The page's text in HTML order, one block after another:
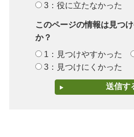
3：役に立たなかった
このページの情報は見つ
か？
1：見つけやすかった
3：見つけにくかった